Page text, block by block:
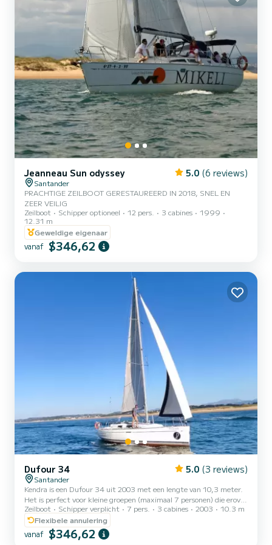
NIREUS h...
Jeanneau Sun odyssey 5.0 (6 reviews)
Santander
PRACHTIGE ZEILBOOT GERESTAUREERD IN 2018, SNEL EN
ZEER VEILIG
Zeilboot
Schipper optioneel 12 pers. 3 cabines
1999
12.31 m
Geweldige eigenaar
vanaf $346,62
Dufour 34 5.0 (3 reviews)
Santander
Kendra is een Dufour 34 uit 2003 met een lengte van 10,3 meter.
Het is perfect voor kleine groepen (maximaal 7 personen) die erover
denken om van een dag rustig zeilen naar een moment van
adrenaline tijdens het racen te gaan. Het heeft 3 hutten, een
badkamer en een uitgeruste keuken, evenals alles wat nodig is voor
kustnavigatie. Met Kendra kunt u genieten van de baai van
Zeilboot Schipper verplicht 7 pers. 3 cabines 2003
10.3 m
Flexibele annulering
vanaf $346,62